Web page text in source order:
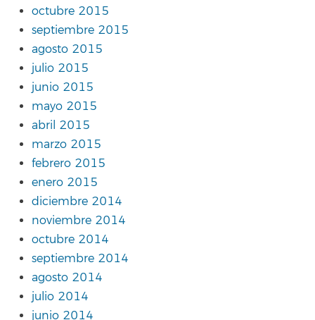
octubre 2015
septiembre 2015
agosto 2015
julio 2015
junio 2015
mayo 2015
abril 2015
marzo 2015
febrero 2015
enero 2015
diciembre 2014
noviembre 2014
octubre 2014
septiembre 2014
agosto 2014
julio 2014
junio 2014